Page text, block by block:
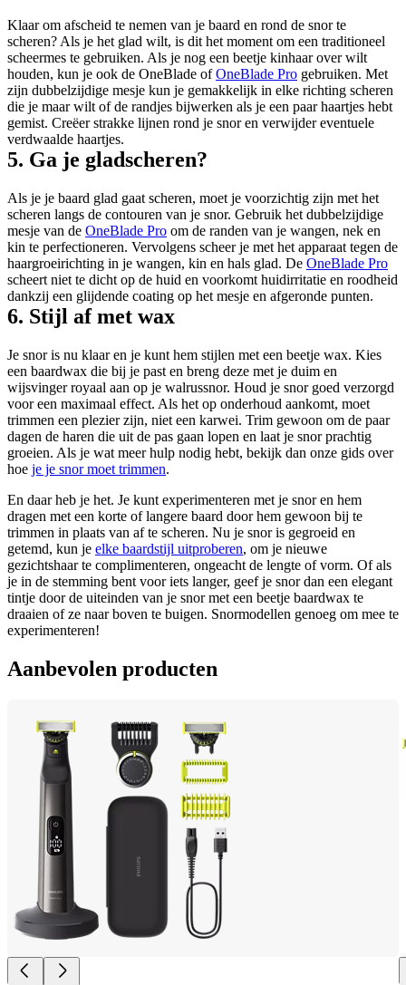
Klaar om afscheid te nemen van je baard en rond de snor te
scheren? Als je het glad wilt, is dit het moment om een traditioneel
scheermes te gebruiken. Als je nog een beetje kinhaar over wilt
houden, kun je ook de OneBlade of OneBlade Pro gebruiken. Met
zijn dubbelzijdige mesje kun je gemakkelijk in elke richting scheren
die je maar wilt of de randjes bijwerken als je een paar haartjes hebt
gemist. Creëer strakke lijnen rond je snor en verwijder eventuele
verdwaalde haartjes.
5. Ga je gladscheren?
Als je je baard glad gaat scheren, moet je voorzichtig zijn met het
scheren langs de contouren van je snor. Gebruik het dubbelzijdige
mesje van de OneBlade Pro om de randen van je wangen, nek en
kin te perfectioneren. Vervolgens scheer je met het apparaat tegen de
haargroeirichting in je wangen, kin en hals glad. De OneBlade Pro
scheert niet te dicht op de huid en voorkomt huidirritatie en roodheid
dankzij een glijdende coating op het mesje en afgeronde punten.
6. Stijl af met wax
Je snor is nu klaar en je kunt hem stijlen met een beetje wax. Kies
een baardwax die bij je past en breng deze met je duim en
wijsvinger royaal aan op je walrussnor. Houd je snor goed verzorgd
voor een maximaal effect. Als het op onderhoud aankomt, moet
trimmen een plezier zijn, niet een karwei. Trim gewoon om de paar
dagen de haren die uit de pas gaan lopen en laat je snor prachtig
groeien. Als je wat meer hulp nodig hebt, bekijk dan onze gids over
hoe je je snor moet trimmen.
En daar heb je het. Je kunt experimenteren met je snor en hem
dragen met een korte of langere baard door hem gewoon bij te
trimmen in plaats van af te scheren. Nu je snor is gegroeid en
getemd, kun je elke baardstijl uitproberen, om je nieuwe
gezichtshaar te complimenteren, ongeacht de lengte of vorm. Of als
je in de stemming bent voor iets langer, geef je snor dan een elegant
tintje door de uiteinden van je snor met een beetje baardwax te
draaien of ze naar boven te buigen. Snormodellen genoeg om mee te
experimenteren!
Aanbevolen producten